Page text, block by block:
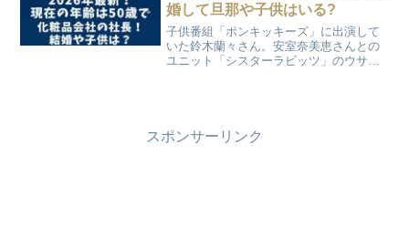
婚して旦那や子供はいる?
子供番組「ポンキッキーズ」に出演して
いた鈴木蘭々さん。安室奈美恵さんとの
ユニット「シスターラビッツ」のウサギ
スポンサーリンク